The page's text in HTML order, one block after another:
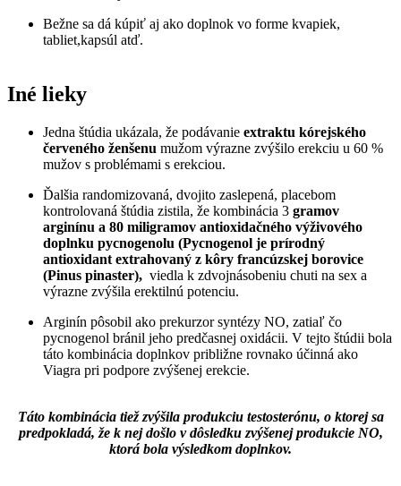
Bežne sa dá kúpiť aj ako doplnok vo forme kvapiek,
tabliet,kapsúl atď.
Iné lieky
Jedna štúdia ukázala, že podávanie extraktu kórejského
červeného ženšenu mužom výrazne zvýšilo erekciu u 60 %
mužov s problémami s erekciou.
Ďalšia randomizovaná, dvojito zaslepená, placebom
kontrolovaná štúdia zistila, že kombinácia 3 gramov
arginínu a 80 miligramov antioxidačného výživového
doplnku pycnogenolu (Pycnogenol je prírodný
antioxidant extrahovaný z kôry francúzskej borovice
(Pinus pinaster), viedla k zdvojnásobeniu chuti na sex a
výrazne zvýšila erektilnú potenciu.
Arginín pôsobil ako prekurzor syntézy NO, zatiaľ čo
pycnogenol bránil jeho predčasnej oxidácii. V tejto štúdii bola
táto kombinácia doplnkov približne rovnako účinná ako
Viagra pri podpore zvýšenej erekcie.
Táto kombinácia tiež zvýšila produkciu testosterónu, o ktorej sa
predpokladá, že k nej došlo v dôsledku zvýšenej produkcie NO,
ktorá bola výsledkom doplnkov.